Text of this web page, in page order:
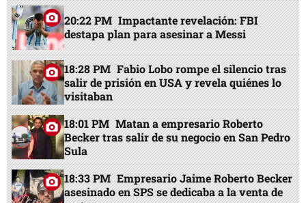
20:22 PM Impactante revelación: FBI
destapa plan para asesinar a Messi
18:28 PM Fabio Lobo rompe el silencio tras
salir de prisión en USA y revela quiénes lo
visitaban
18:01 PM Matan a empresario Roberto
Becker tras salir de su negocio en San Pedro
Sula
18:33 PM Empresario Jaime Roberto Becker
asesinado en SPS se dedicaba a la venta de